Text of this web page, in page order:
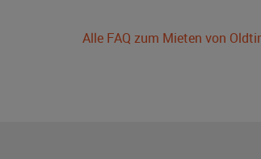
Alle FAQ zum Mieten von